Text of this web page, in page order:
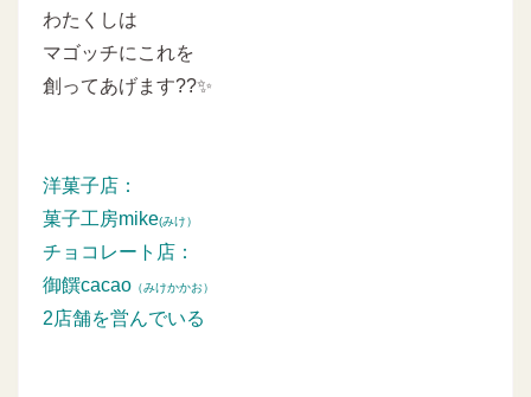
わたくしは
マゴッチにこれを
創ってあげます??✨
洋菓子店：
菓子工房mike(みけ）
チョコレート店：
御饌cacao （みけかかお）
2店舗を営んでいる